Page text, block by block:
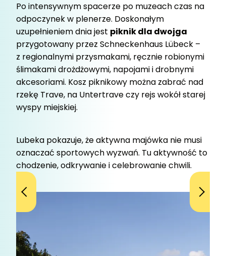
Po intensywnym spacerze po muzeach czas na
odpoczynek w plenerze. Doskonałym
uzupełnieniem dnia jest piknik dla dwojga
przygotowany przez Schneckenhaus Lübeck –
z regionalnymi przysmakami, ręcznie robionymi
ślimakami drożdżowymi, napojami i drobnymi
akcesoriami. Kosz piknikowy można zabrać nad
rzekę Trave, na Untertrave czy rejs wokół starej
wyspy miejskiej.
Lubeka pokazuje, że aktywna majówka nie musi
oznaczać sportowych wyzwań. Tu aktywność to
chodzenie, odkrywanie i celebrowanie chwili.